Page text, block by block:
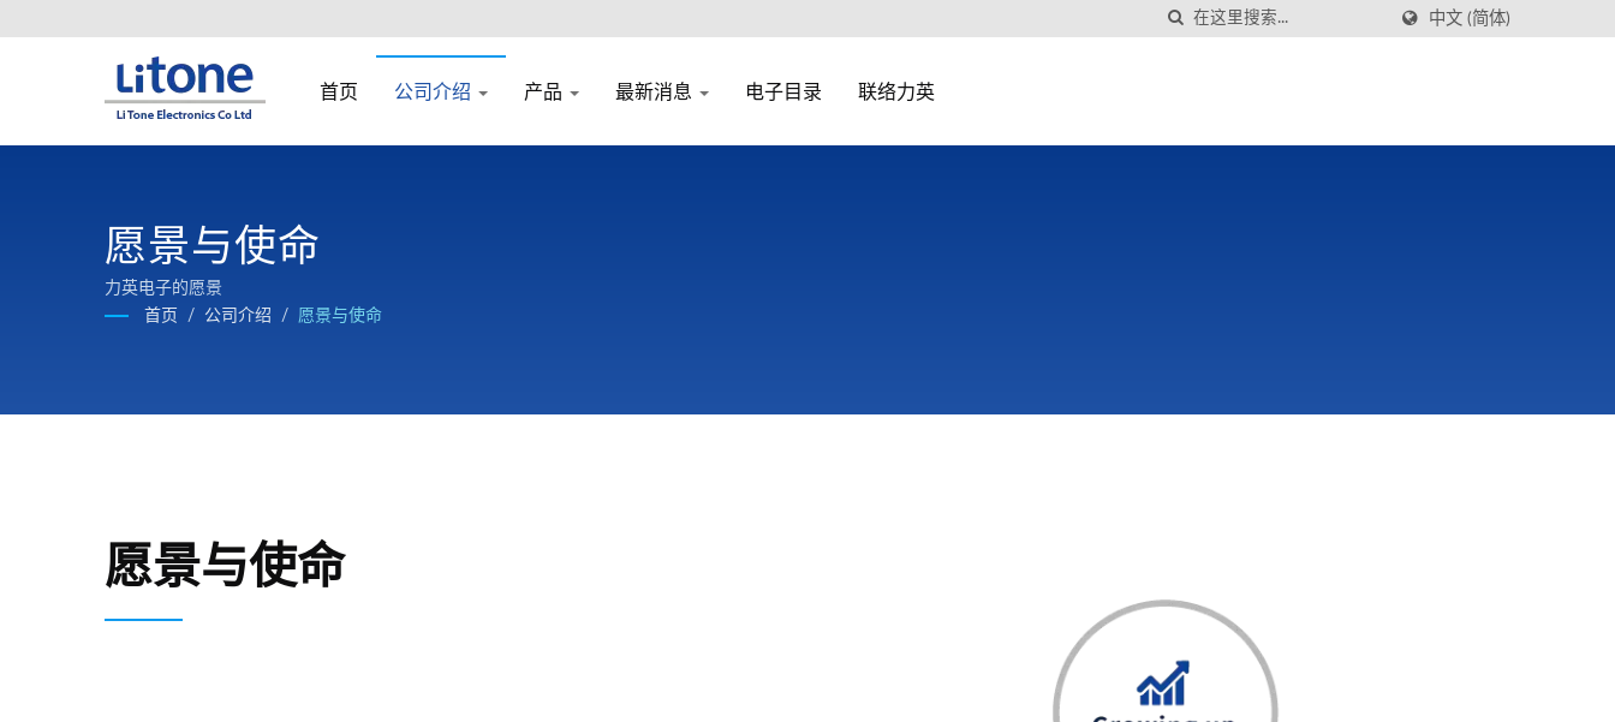
中文 (简体)
首页 公司介绍 产品 最新消息 电子目录 联络力英
愿景与使命
力英电子的愿景
首页 / 公司介绍 / 愿景与使命
愿景与使命